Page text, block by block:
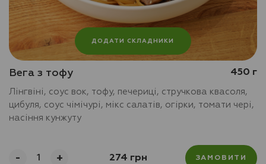
ДОДАТИ СКЛАДНИКИ
Вега з тофу 450 г
Лінгвіні, соус вок, тофу, печериці, стручкова квасоля,
цибуля, соус чімічурі, мікс салатів, огірки, томати чері,
насіння кунжуту
- + 274 грн ЗАМОВИТИ